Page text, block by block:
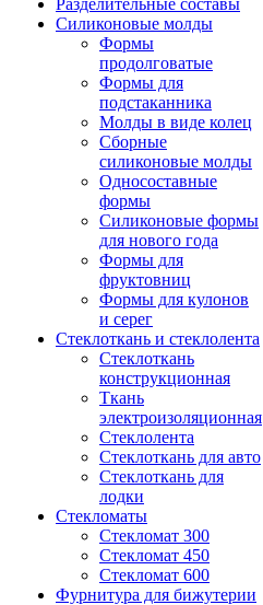
Разделительные составы
Силиконовые молды
Формы
продолговатые
Формы для
подстаканника
Молды в виде колец
Сборные
силиконовые молды
Односоставные
формы
Силиконовые формы
для нового года
Формы для
фруктовниц
Формы для кулонов
и серег
Стеклоткань и стеклолента
Стеклоткань
конструкционная
Ткань
электроизоляционная
Стеклолента
Стеклоткань для авто
Стеклоткань для
лодки
Стекломаты
Стекломат 300
Стекломат 450
Стекломат 600
Фурнитура для бижутерии